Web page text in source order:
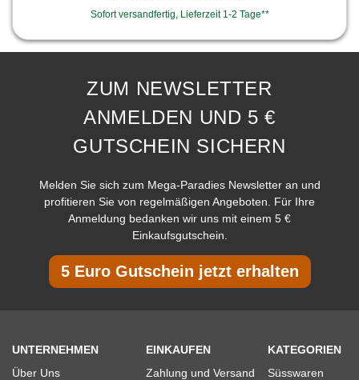
Sofort versandfertig, Lieferzeit 1-2 Tage**
ZUM NEWSLETTER
ANMELDEN UND 5 €
GUTSCHEIN SICHERN
Melden Sie sich zum Mega-Paradies Newsletter an und
profitieren Sie von regelmäßigen Angeboten. Für Ihre
Anmeldung bedanken wir uns mit einem 5 €
Einkaufsgutschein.
5 Euro Gutschein jetzt erhalten
UNTERNEHMEN
Über Uns
EINKAUFEN
Zahlung und Versand
KATEGORIEN
Süsswaren